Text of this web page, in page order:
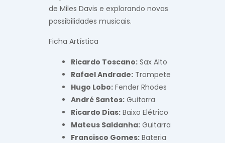
de Miles Davis e explorando novas
possibilidades musicais.
Ficha Artística
Ricardo Toscano:Sax Alto
Rafael Andrade:Trompete
Hugo Lobo:Fender Rhodes
André Santos:Guitarra
Ricardo Dias:Baixo Elétrico
Mateus Saldanha:Guitarra
Francisco Gomes:Bateria